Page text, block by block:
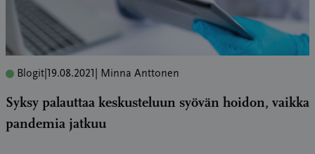
Blogit 19.08.2021 | Minna Anttonen
Syksy palauttaa keskusteluun syövän hoidon, vaikka
pandemia jatkuu